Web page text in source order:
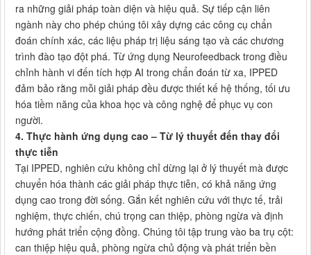
ra những giải pháp toàn diện và hiệu quả. Sự tiếp cận liên
ngành này cho phép chúng tôi xây dựng các công cụ chẩn
đoán chính xác, các liệu pháp trị liệu sáng tạo và các chương
trình đào tạo đột phá. Từ ứng dụng Neurofeedback trong điều
chỉnh hành vi đến tích hợp AI trong chẩn đoán từ xa, IPPED
đảm bảo rằng mỗi giải pháp đều được thiết kế hệ thống, tối ưu
hóa tiềm năng của khoa học và công nghệ để phục vụ con
người.
4. Thực hành ứng dụng cao – Từ lý thuyết đến thay đổi
thực tiễn
Tại IPPED, nghiên cứu không chỉ dừng lại ở lý thuyết mà được
chuyển hóa thành các giải pháp thực tiễn, có khả năng ứng
dụng cao trong đời sống. Gắn kết nghiên cứu với thực tế, trải
nghiệm, thực chiến, chú trọng can thiệp, phòng ngừa và định
hướng phát triển cộng đồng. Chúng tôi tập trung vào ba trụ cột:
can thiệp hiệu quả, phòng ngừa chủ động và phát triển bền